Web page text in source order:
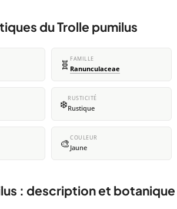
du Trolle pumilus
🧬 FAMILLE
Ranunculaceae
❄️RUSTICITÉ
Rustique
🎨COULEUR
Jaune
: description et botanique